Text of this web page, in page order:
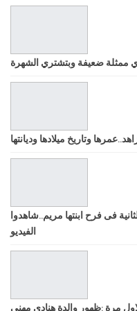
وتاريخ ميلادها وديانتها
فى فرح ابنتها مريم..شاهدوا
الفيديو
مرة :ظهور والدة هنادى مهنى